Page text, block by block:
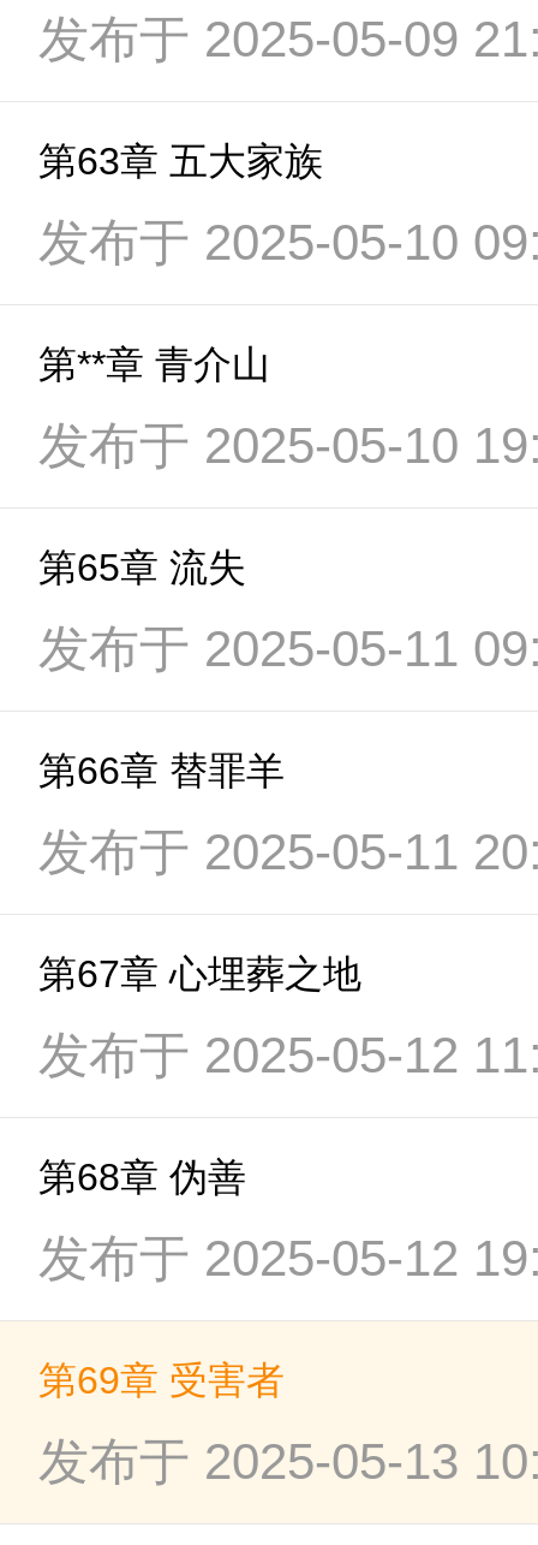
发布于 2025-05-09
第63章 五大家族
发布于 2025-05-10
第**章 青介山
发布于 2025-05-10
第65章 流失
发布于 2025-05-11
第66章 替罪羊
发布于 2025-05-11
第67章 心埋葬之地
发布于 2025-05-12
第68章 伪善
发布于 2025-05-12
第69章 受害者
发布于 2025-05-13